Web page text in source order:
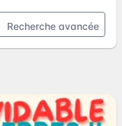
Recherche avancée